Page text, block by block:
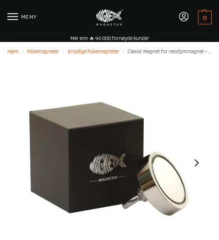
MENY 0
Mer enn 🔥 40 000 fornøyde kunder
Hjem
/ Fiskemagneter / Ensidige fiskemagneter / Classic Magnet for neodymmagnet – 660LB/300KG – potte